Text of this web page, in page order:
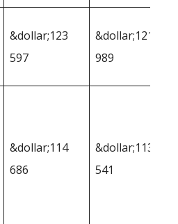
&dollar;123
597
&dollar;121
989
&dollar;114
686
&dollar;113
541